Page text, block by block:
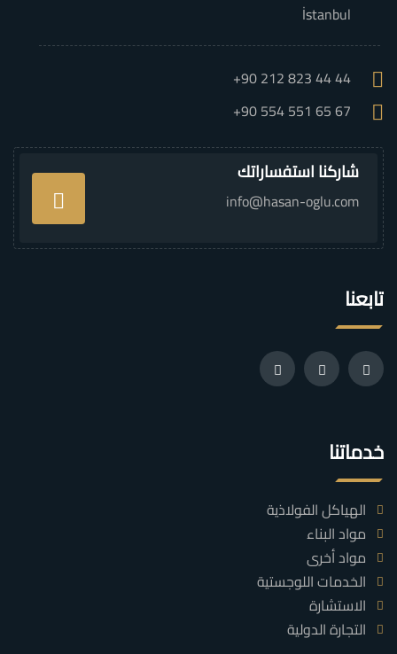
İstanbul
+90 212 823 44 44
+90 554 551 65 67
تابعنا
شاركنا استفساراتك
info@hasan-oglu.com
خدماتنا
الهياكل الفولاذية
مواد البناء
مواد أخرى
الخدمات اللوجستية
الاستشارة
التجارة الدولية